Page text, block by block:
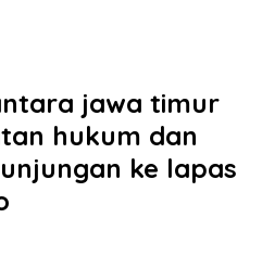
jawa timur
hukum dan
ke lapas